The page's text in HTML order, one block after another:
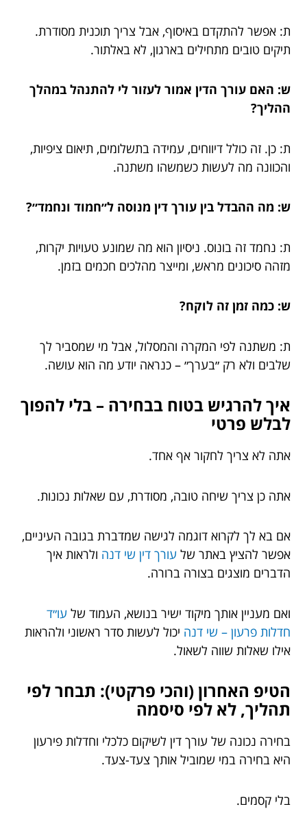
ת: אפשר להתקדם באיסוף, אבל צריך תוכנית מסודרת.
תיקים טובים מתחילים בארגון, לא באלתור.
ש: האם עורך הדין אמור לעזור לי להתנהל במהלך
ההליך?
ת: כן. זה כולל דיווחים, עמידה בתשלומים, תיאום ציפיות,
והכוונה מה לעשות כשמשהו משתנה.
ש: מה ההבדל בין עורך דין מנוסה ל״חמוד ונחמד״?
ת: נחמד זה בונוס. ניסיון הוא מה שמונע טעויות יקרות,
מזהה סיכונים מראש, ומייצר מהלכים חכמים בזמן.
ש: כמה זמן זה לוקח?
ת: משתנה לפי המקרה והמסלול, אבל מי שמסביר לך
שלבים ולא רק ״בערך״ – כנראה יודע מה הוא עושה.
איך להרגיש בטוח בבחירה – בלי להפוך
לבלש פרטי
אתה לא צריך לחקור אף אחד.
אתה כן צריך שיחה טובה, מסודרת, עם שאלות נכונות.
אם בא לך לקרוא דוגמה לגישה שמדברת בגובה העיניים,
אפשר להציץ באתר של עורך דין שי דנה ולראות איך
הדברים מוצגים בצורה ברורה.
ואם מעניין אותך מיקוד ישיר בנושא, העמוד של עו״ד
חדלות פרעון – שי דנה יכול לעשות סדר ראשוני ולהראות
אילו שאלות שווה לשאול.
הטיפ האחרון (והכי פרקטי): תבחר לפי
תהליך, לא לפי סיסמה
בחירה נכונה של עורך דין לשיקום כלכלי וחדלות פירעון
היא בחירה במי שמוביל אותך צעד-צעד.
בלי קסמים.